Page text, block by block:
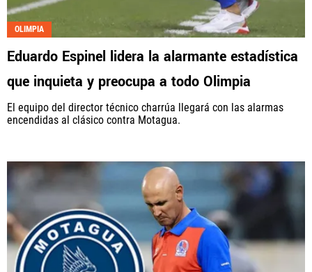
OLIMPIA
Eduardo Espinel lidera la alarmante estadística
que inquieta y preocupa a todo Olimpia
El equipo del director técnico charrúa llegará con las alarmas
encendidas al clásico contra Motagua.